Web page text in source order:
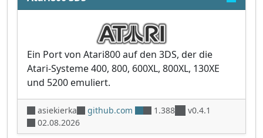
Ein Port von Atari800 auf den 3DS, der die
Atari-Systeme 400, 800, 600XL, 800XL, 130XE
und 5200 emuliert.
asiekierka github.com 1.388
v0.4.1
02.08.2026